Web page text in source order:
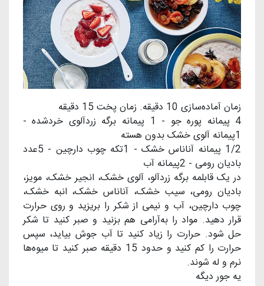
زمان آماده‌سازی 10 دقیقه. زمان پخت 15 دقیقه
4 پیمانه پوره جو - 1 پیمانه برگه زردآلوی خردشده -
1پیمانه آلوی خشک بدون هسته
1/2 پیمانه آناناس خشک - 1تکه چوب دارچین - 5عدد
باديان رومی - 2پیمانه آب
در یک قابلمه برگه زردآلو، آلوی خشک، انجیر خشک، مویز،
باديان رومی، سیب خشک، آناناس خشک، انبه خشک،
چوب دارچین، آب و نیمی از شکر را بریزید و روی حرارت
قرار دهید. مواد را به‌آرامی هم بزنید و صبر کنید تا شکر
حل شود. حرارت را زیاد کنید تا آب جوش بیاید، سپس
حرارت را کم کنید و حدود 15 دقیقه صبر کنید تا میوه‌ها
نرم و له شوند.
يه جور ديگه